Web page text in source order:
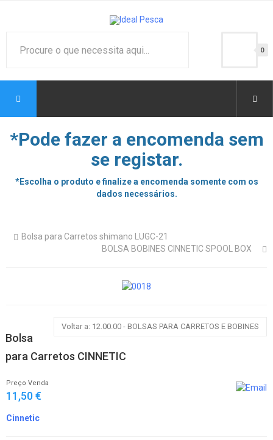
0
*Pode fazer a encomenda sem
se registar.
*Escolha o produto e finalize a encomenda somente com os
dados necessários.
Bolsa para Carretos shimano LUGC-21
BOLSA BOBINES CINNETIC SPOOL BOX
Voltar a: 12.00.00 - BOLSAS PARA CARRETOS E BOBINES
Bolsa
para Carretos CINNETIC
Preço Venda
11,50 €
Cinnetic